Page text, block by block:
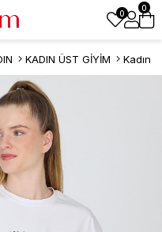
0
0
KADIN ÜST GİYİM Kadın